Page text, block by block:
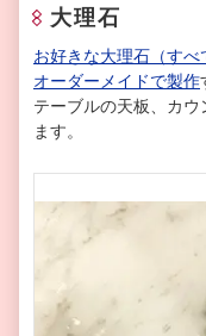
大理石
お好きな大理石（す
オーダーメイドで製作
テーブルの天板、カ
ます。